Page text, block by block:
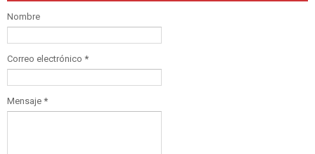
Nombre
Correo electrónico *
Mensaje *